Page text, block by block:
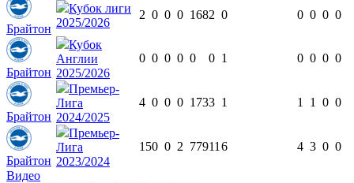
Брайтон
Кубок лиги
2025/2026
2 0 0 0 1682 0 0 0 0 0
Брайтон
Кубок
Англии
2025/2026
0 0 0 0 0 0 1 0 0 0 0
Брайтон
Премьер-
Лига
2024/2025
4 0 0 0 1733 1 1 1 0 0
Брайтон
Премьер-
Лига
2023/2024
150 0 2 77911 6 4 3 0 0
Видео